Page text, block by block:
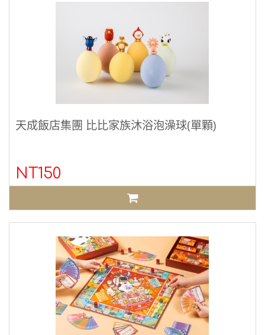
天成飯店集團 比比家族沐浴泡澡球(單顆)
NT150